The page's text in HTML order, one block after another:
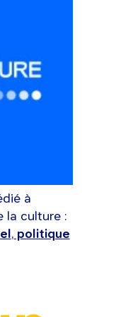
à
la culture :
, politique